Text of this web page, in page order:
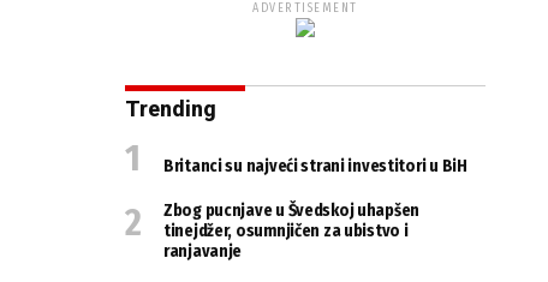
ADVERTISEMENT
Trending
Britanci su najveći strani investitori u BiH
Zbog pucnjave u Švedskoj uhapšen
tinejdžer, osumnjičen za ubistvo i
ranjavanje